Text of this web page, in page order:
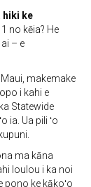
hiki ke
no kēia? He
– e
makemake
i kahi e
Statewide
ia. Ua pili ʻo
ma kāna
loulou i ka noi
pono ke kākoʻo